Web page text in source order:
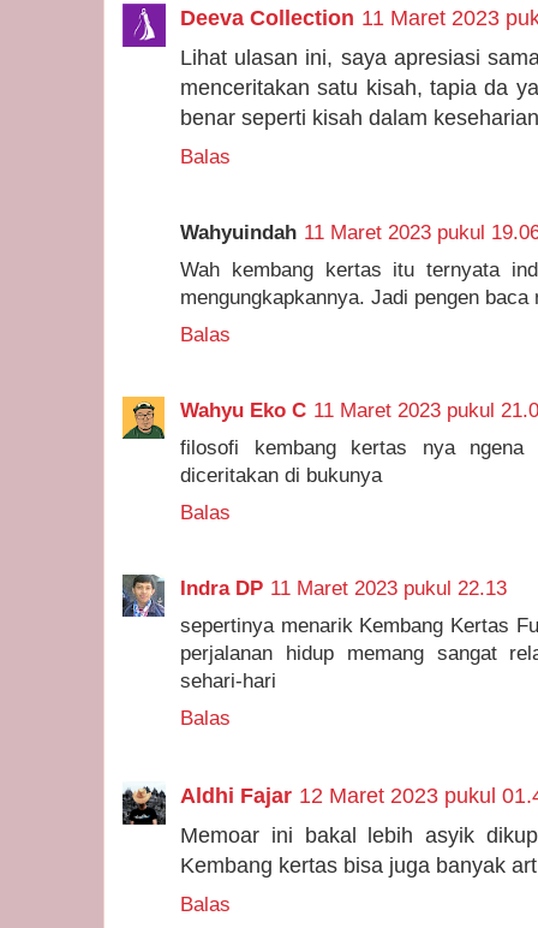
Deeva Collection 11 Maret 2023
Lihat ulasan ini, saya apresiasi
menceritakan satu kisah, tapia da
benar seperti kisah dalam
Balas
Wahyuindah 11 Maret 2023 pukul
Wah kembang kertas itu ternyata
mengungkapkannya. Jadi pengen
Balas
Wahyu Eko C 11 Maret 2023 pukul
filosofi kembang kertas nya
diceritakan di bukunya
Balas
Indra DP 11 Maret 2023 pukul 22.13
sepertinya menarik Kembang Kertas
perjalanan hidup memang sangat
sehari-hari
Balas
Aldhi Fajar 12 Maret 2023 pukul
Memoar ini bakal lebih asyik
Kembang kertas bisa juga banyak
Balas